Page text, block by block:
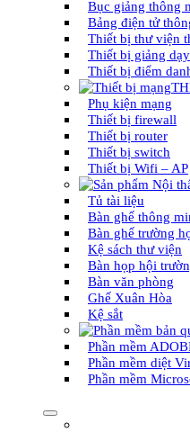
Bục giảng thông
Bảng điện tử
Thiết bị thư viện
Thiết bị giảng
Thiết bị điểm
Phụ kiện mạng
Thiết bị firewall
Thiết bị router
Thiết bị switch
Thiết bị Wifi – AP
Tủ tài liệu
Bàn ghế thông
Bàn ghế trường
Kệ sách thư viện
Bàn họp hội
Bàn văn phòng
Ghế Xuân Hòa
Kệ sắt
Phần mềm
Phần mềm diệt
Phần mềm